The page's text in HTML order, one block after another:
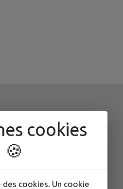
pas ou a été supprimée
cookies
🍪
cookies. Un cookie